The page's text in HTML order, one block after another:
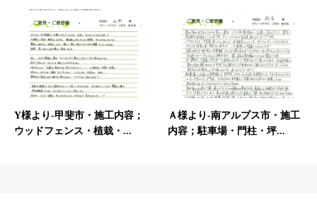
Y様より-甲斐市・施工内容；
ウッドフェンス・植栽・...
Ａ様より-南アルプス市・施工
内容；駐車場・門柱・坪...